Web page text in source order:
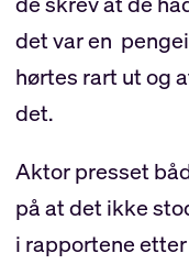
det var en
hørtes rart ut og
det.
Aktor presset
på at det ikke
i rapportene